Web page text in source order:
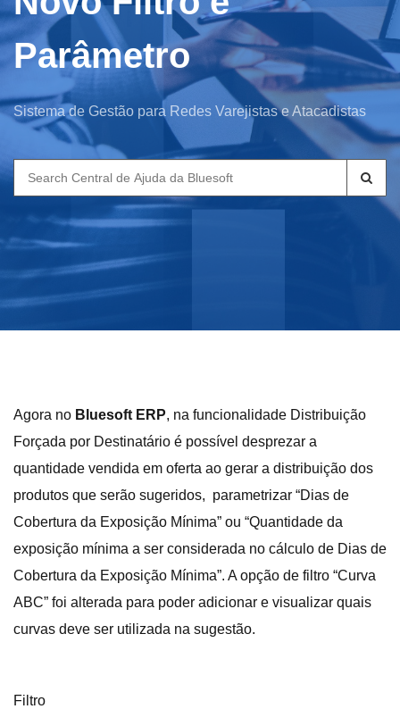
Parâmetro
Sistema de Gestão para Redes Varejistas e Atacadistas
Search
for:
Agora no Bluesoft ERP, na funcionalidade Distribuição
Forçada por Destinatário é possível desprezar a
quantidade vendida em oferta ao gerar a distribuição dos
produtos que serão sugeridos, parametrizar “Dias de
Cobertura da Exposição Mínima” ou “Quantidade da
exposição mínima a ser considerada no cálculo de Dias de
Cobertura da Exposição Mínima”. A opção de filtro “Curva
ABC” foi alterada para poder adicionar e visualizar quais
curvas deve ser utilizada na sugestão.
Filtro